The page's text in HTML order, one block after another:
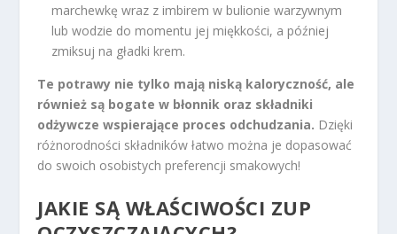
marchewkę wraz z imbirem w bulionie warzywnym
lub wodzie do momentu jej miękkości, a później
zmiksuj na gładki krem.
Te potrawy nie tylko mają niską kaloryczność, ale
również są bogate w błonnik oraz składniki
odżywcze wspierające proces odchudzania. Dzięki
różnorodności składników łatwo można je dopasować
do swoich osobistych preferencji smakowych!
JAKIE SĄ WŁAŚCIWOŚCI ZUP